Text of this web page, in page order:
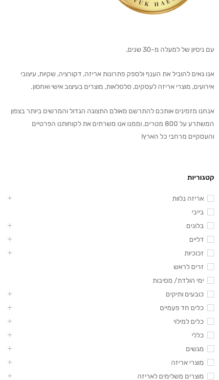
עם ניסיון של למעלה מ-30 שנים,
אנו גאים להוביל את הענף ולספק פתרונות אריזה, דקורציה, שקיות, עיצובי
אירועים, מוצרי אריזה לעסקים, סלסלאות, מוצרים בעיצוב אישי ואחסון.
אנחנו מזמינים אותכם להתרשם מאולם התצוגה הגדול והמרשים ביותר בצפון
המשתרע על 800 מטרים, וממנו אנו משרתים את לקוחותנו הפרטיים
והעסקיים מרחבי כל הארץ!
קטגוריות
אריזה נלוות
בייבי
בלונים
דליים
זכוכיות
זרים לראש
ימי הולדת/ מסיבות
כובעים ותיקים
כלים חד פעמיים
כלים למילוי
כללי
מגשים
מוצרי אריזה
מוצרים משלימים לאריזה